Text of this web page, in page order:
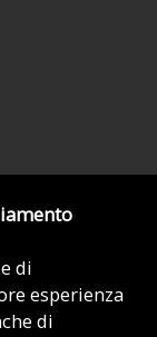
di
esperienza
di